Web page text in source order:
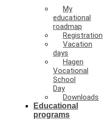
My
educational
roadmap
Registration
Vacation
days
Hagen
Vocational
School
Day
Downloads
Educational
programs